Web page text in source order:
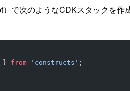
で次のようなCDKスタックを作
} from 'constructs' ;